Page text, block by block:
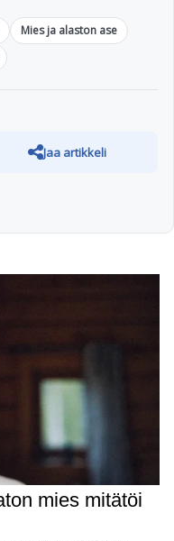
Mies ja alaston ase
Jaa artikkeli